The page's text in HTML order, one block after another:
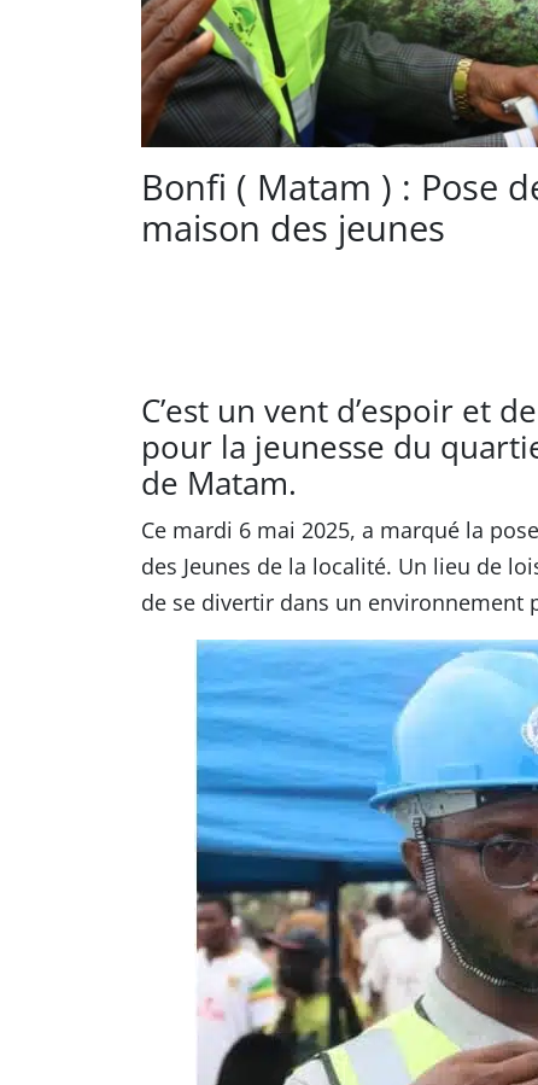
Bonfi ( Matam ) : Pose
maison des jeunes
C’est un vent d’espoir et
pour la jeunesse du
de Matam.
Ce mardi 6 mai 2025, a marqué la
des Jeunes de la localité. Un lieu de
de se divertir dans un environnement